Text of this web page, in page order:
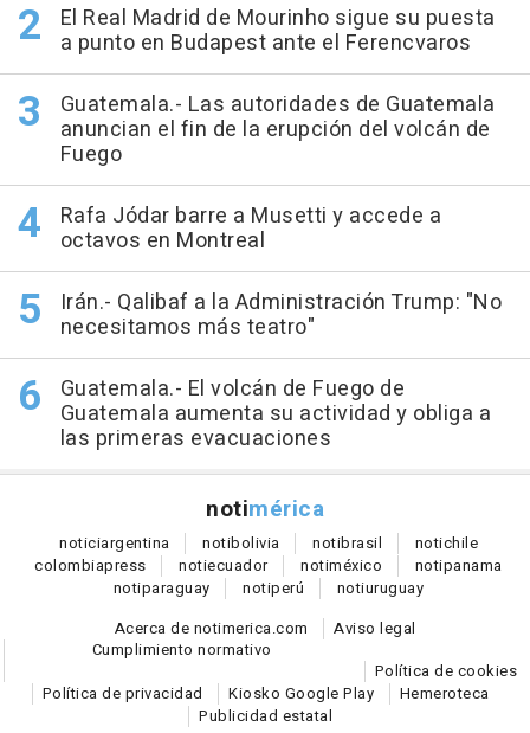
El Real Madrid de Mourinho sigue su puesta
a punto en Budapest ante el Ferencvaros
Guatemala.- Las autoridades de Guatemala
anuncian el fin de la erupción del volcán de
Fuego
Rafa Jódar barre a Musetti y accede a
octavos en Montreal
Irán.- Qalibaf a la Administración Trump: "No
necesitamos más teatro"
Guatemala.- El volcán de Fuego de
Guatemala aumenta su actividad y obliga a
las primeras evacuaciones
notimérica
noticiargentina notibolivia notibrasil notichile
colombiapress notiecuador notiméxico notipanama
notiparaguay notiperú notiuruguay
Acerca de notimerica.com
Aviso legal
Cumplimiento normativo
Política de cookies
Política de privacidad
Kiosko Google Play
Hemeroteca
Publicidad estatal